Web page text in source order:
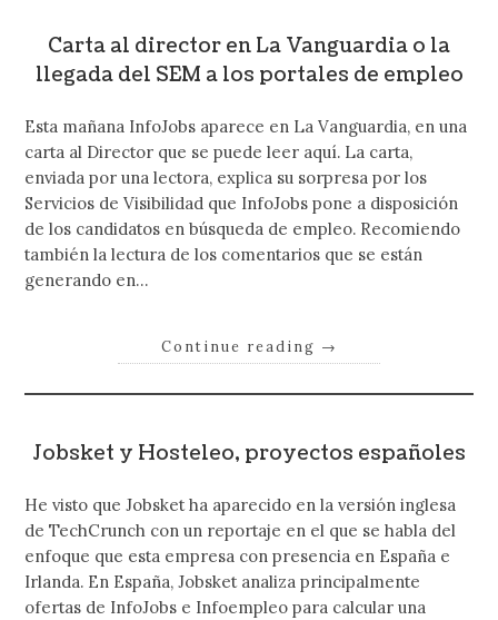
Carta al director en La Vanguardia o la
llegada del SEM a los portales de empleo
Esta mañana InfoJobs aparece en La Vanguardia, en una
carta al Director que se puede leer aquí. La carta,
enviada por una lectora, explica su sorpresa por los
Servicios de Visibilidad que InfoJobs pone a disposición
de los candidatos en búsqueda de empleo. Recomiendo
también la lectura de los comentarios que se están
generando en…
Continue reading →
Jobsket y Hosteleo, proyectos españoles
He visto que Jobsket ha aparecido en la versión inglesa
de TechCrunch con un reportaje en el que se habla del
enfoque que esta empresa con presencia en España e
Irlanda. En España, Jobsket analiza principalmente
ofertas de InfoJobs e Infoempleo para calcular una